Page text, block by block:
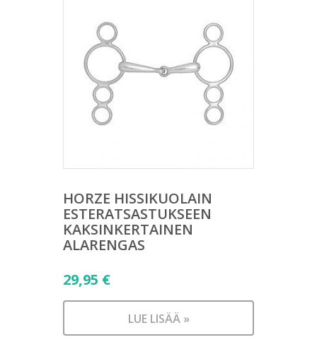
HORZE HISSIKUOLAIN
ESTERATSASTUKSEEN
KAKSINKERTAINEN
ALARENGAS
29,95 €
LUE LISÄÄ »